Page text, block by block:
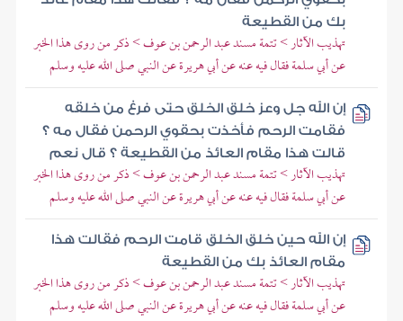
بك من القطيعة
تهذيب الآثار > تتمة مسند عبد الرحمن بن عوف > ذكر من روى هذا الخبر
عن أبي سلمة فقال فيه عنه عن أبي هريرة عن النبي صلى الله عليه وسلم
إن الله جل وعز خلق الخلق حتى فرغ من خلقه
فقامت الرحم فأخذت بحقوي الرحمن فقال مه ؟
قالت هذا مقام العائذ من القطيعة ؟ قال نعم
تهذيب الآثار > تتمة مسند عبد الرحمن بن عوف > ذكر من روى هذا الخبر
عن أبي سلمة فقال فيه عنه عن أبي هريرة عن النبي صلى الله عليه وسلم
إن الله حين خلق الخلق قامت الرحم فقالت هذا
مقام العائذ بك من القطيعة
تهذيب الآثار > تتمة مسند عبد الرحمن بن عوف > ذكر من روى هذا الخبر
عن أبي سلمة فقال فيه عنه عن أبي هريرة عن النبي صلى الله عليه وسلم